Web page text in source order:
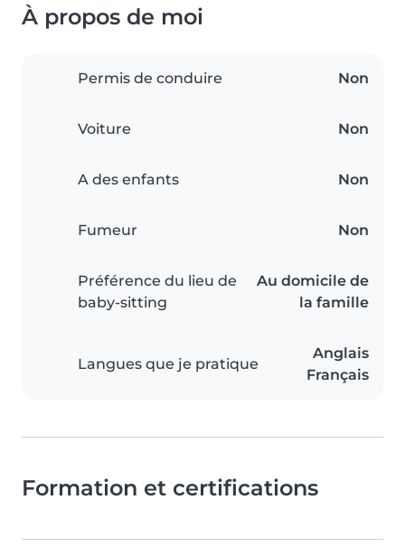
À propos de moi
Permis de conduire Non
Voiture Non
A des enfants Non
Fumeur Non
Préférence du lieu de
baby-sitting
Au domicile de
la famille
Langues que je pratique
Anglais
Français
Formation et certifications